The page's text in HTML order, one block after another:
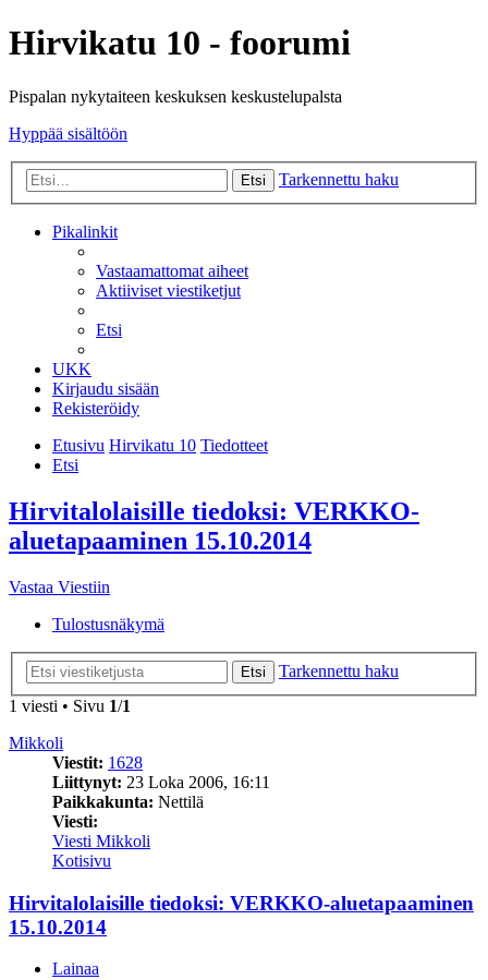
Hirvikatu 10 - foorumi
Pispalan nykytaiteen keskuksen keskustelupalsta
Hyppää sisältöön
Etsi Tarkennettu haku
Pikalinkit
Vastaamattomat aiheet
Aktiiviset viestiketjut
Etsi
UKK
Kirjaudu sisään
Rekisteröidy
Etusivu Hirvikatu 10 Tiedotteet
Etsi
Hirvitalolaisille tiedoksi: VERKKO-
aluetapaaminen 15.10.2014
Vastaa Viestiin
Tulostusnäkymä
Etsi
Tarkennettu haku
1 viesti • Sivu 1/1
Mikkoli
Viestit: 1628
Liittynyt: 23 Loka 2006, 16:11
Paikkakunta: Nettilä
Viesti:
Viesti Mikkoli
Kotisivu
Hirvitalolaisille tiedoksi: VERKKO-aluetapaaminen
15.10.2014
Lainaa